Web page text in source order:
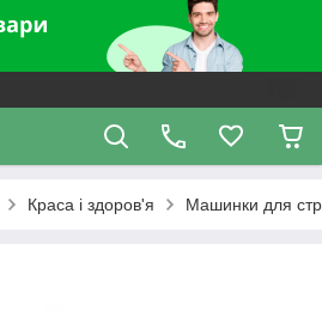
Краса і здоров'я Машинки для